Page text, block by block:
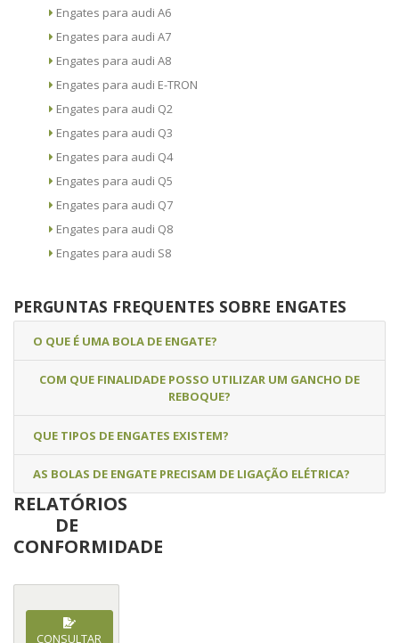
Engates para audi A6
Engates para audi A7
Engates para audi A8
Engates para audi E-TRON
Engates para audi Q2
Engates para audi Q3
Engates para audi Q4
Engates para audi Q5
Engates para audi Q7
Engates para audi Q8
Engates para audi S8
PERGUNTAS FREQUENTES SOBRE ENGATES
O QUE É UMA BOLA DE ENGATE?
COM QUE FINALIDADE POSSO UTILIZAR UM GANCHO DE
REBOQUE?
QUE TIPOS DE ENGATES EXISTEM?
AS BOLAS DE ENGATE PRECISAM DE LIGAÇÃO ELÉTRICA?
RELATÓRIOS
DE
CONFORMIDADE
CONSULTAR